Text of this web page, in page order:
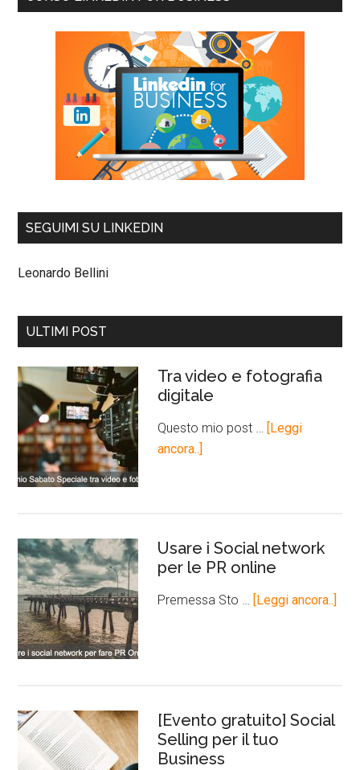
SEGUIMI SU LINKEDIN
Leonardo Bellini
ULTIMI POST
Tra video e fotografia
digitale
Questo mio post …
[Leggi
ancora..]
Usare i Social network
per le PR online
Premessa Sto … [Leggi ancora..]
[Evento gratuito] Social
Selling per il tuo
Business